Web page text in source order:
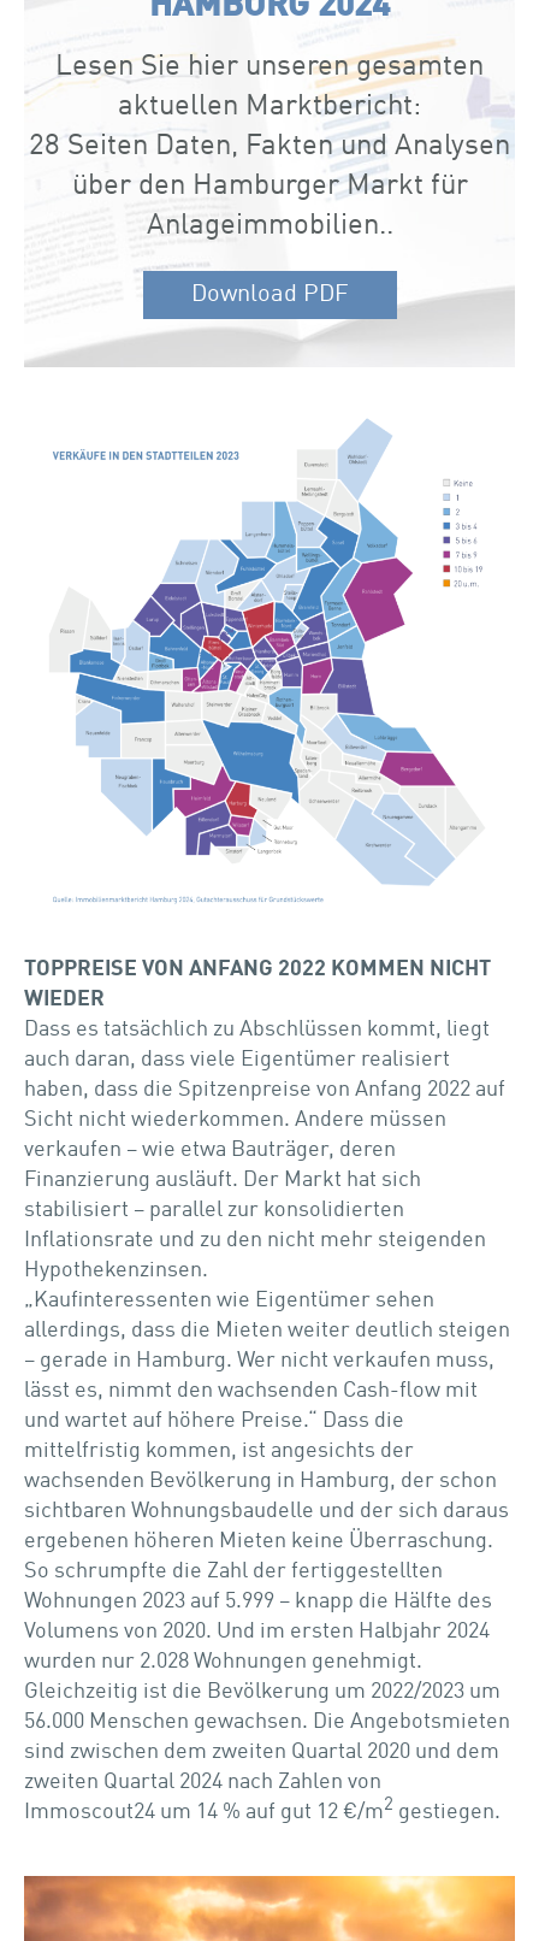
HAMBURG 2024
Lesen Sie hier unseren gesamten
aktuellen Marktbericht:
28 Seiten Daten, Fakten und Analysen
über den Hamburger Markt für
Anlageimmobilien..
Download PDF
TOPPREISE VON ANFANG 2022 KOMMEN NICHT
WIEDER
Dass es tatsächlich zu Abschlüssen kommt, liegt
auch daran, dass viele Eigentümer realisiert
haben, dass die Spitzenpreise von Anfang 2022 auf
Sicht nicht wiederkommen. Andere müssen
verkaufen – wie etwa Bauträger, deren
Finanzierung ausläuft. Der Markt hat sich
stabilisiert – parallel zur konsolidierten
Inflationsrate und zu den nicht mehr steigenden
Hypothekenzinsen.
„Kaufinteressenten wie Eigentümer sehen
allerdings, dass die Mieten weiter deutlich steigen
– gerade in Hamburg. Wer nicht verkaufen muss,
lässt es, nimmt den wachsenden Cash-flow mit
und wartet auf höhere Preise.“ Dass die
mittelfristig kommen, ist angesichts der
wachsenden Bevölkerung in Hamburg, der schon
sichtbaren Wohnungsbaudelle und der sich daraus
ergebenen höheren Mieten keine Überraschung.
So schrumpfte die Zahl der fertiggestellten
Wohnungen 2023 auf 5.999 – knapp die Hälfte des
Volumens von 2020. Und im ersten Halbjahr 2024
wurden nur 2.028 Wohnungen genehmigt.
Gleichzeitig ist die Bevölkerung um 2022/2023 um
56.000 Menschen gewachsen. Die Angebotsmieten
sind zwischen dem zweiten Quartal 2020 und dem
zweiten Quartal 2024 nach Zahlen von
Immoscout24 um 14 % auf gut 12 €/m2 gestiegen.